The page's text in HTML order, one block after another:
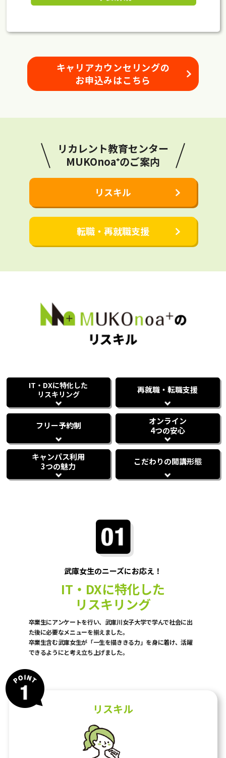
キャリアカウンセリングの
お申込みはこちら
リカレント教育センター
MUKOnoa⁺のご案内
リスキル
転職・再就職支援
IT・DXに特化した
リスキリング
再就職・転職支援
フリー予約制
オンライン
4つの安心
キャンパス利用
3つの魅力
こだわりの開講形態
武庫女生のニーズにお応え！
IT・DXに特化した
リスキリング
卒業生にアンケートを行い、武庫川女子大学で学んで社会に出
た後に必要なメニューを揃えました。
卒業生含む武庫女生が「一生を描ききる力」を身に着け、活躍
できるようにと考え立ち上げました。
リスキル